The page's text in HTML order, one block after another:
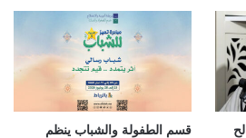
قسم الطفولة والشباب ينظم